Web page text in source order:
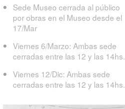
Sede Museo cerrada al público
por obras en el Museo desde el
17/Mar
Viernes 6/Marzo: Ambas sede
cerradas entre las 12 y las 14hs.
Viernes 12/Dic: Ambas sede
cerradas entre las 12 y las 14hs.